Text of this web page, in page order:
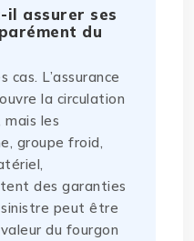
assurer ses
du
cas. L’assurance
la circulation
les
groupe froid,
des garanties
sinistre peut être
du fourgon